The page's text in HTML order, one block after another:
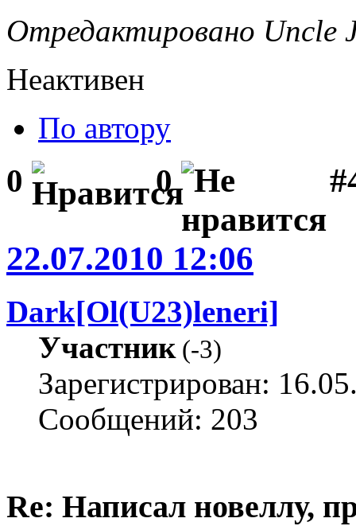
Отредактировано Uncle
Неактивен
По автору
0 0
22.07.2010 12:06
Dark[Ol(U23)leneri]
Участник(-3)
Зарегистрирован:
Сообщений: 203
Re: Написал новеллу,